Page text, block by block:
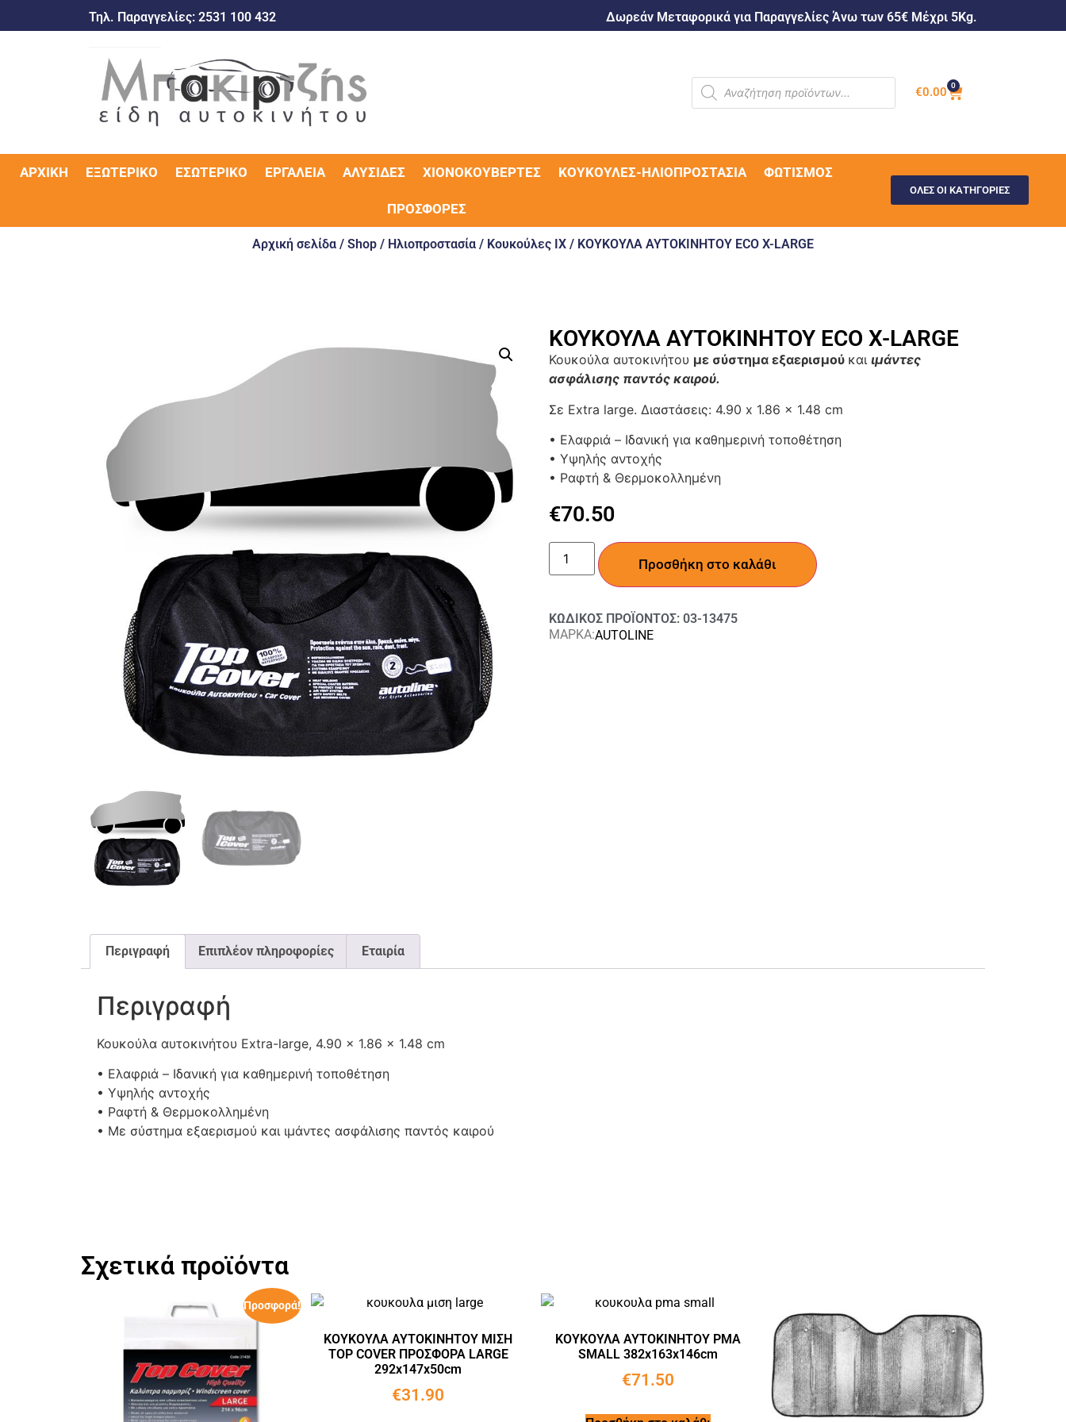
Τηλ. Παραγγελίες: 2531 100 432 Δωρεάν Μεταφορικά για Παραγγελίες Άνω των 65€ Μέχρι 5Kg.
€0.00 0
ΑΡΧΙΚΉ ΕΞΩΤΕΡΙΚΌ ΕΣΩΤΕΡΙΚΌ ΕΡΓΑΛΕΊΑ ΑΛΥΣΊΔΕΣ ΧΙΟΝΟΚΟΥΒΈΡΤΕΣ ΚΟΥΚΟΎΛΕΣ-ΗΛΙΟΠΡΟΣΤΑΣΊΑ ΦΩΤΙΣΜΌΣ
ΠΡΟΣΦΟΡΈΣ
ΟΛΕΣ ΟΙ ΚΑΤΗΓΟΡΙΕΣ
Αρχική σελίδα / Shop / Ηλιοπροστασία / Κουκούλες IX / ΚΟΥΚΟΥΛΑ ΑΥΤΟΚΙΝΗΤΟΥ ECO X-LARGE
ΚΟΥΚΟΥΛΑ ΑΥΤΟΚΙΝΗΤΟΥ ECO X-LARGE
Κουκούλα αυτοκινήτου με σύστημα εξαερισμού και ιμάντες
ασφάλισης παντός καιρού.
Σε Extra large. Διαστάσεις: 4.90 x 1.86 x 1.48 cm
• Ελαφριά – Ιδανική για καθημερινή τοποθέτηση
• Υψηλής αντοχής
• Ραφτή & Θερμοκολλημένη
€70.50
Προσθήκη στο καλάθι
ΚΩΔΙΚΟΣ ΠΡΟΪΟΝΤΟΣ: 03-13475
ΜΑΡΚΑ:AUTOLINE
Περιγραφή Επιπλέον πληροφορίες Εταιρία
Περιγραφή
Κουκούλα αυτοκινήτου Extra-large, 4.90 x 1.86 x 1.48 cm
• Ελαφριά – Ιδανική για καθημερινή τοποθέτηση
• Υψηλής αντοχής
• Ραφτή & Θερμοκολλημένη
• Με σύστημα εξαερισμού και ιμάντες ασφάλισης παντός καιρού
Σχετικά προϊόντα
Προσφορά!
ΚΟΥΚΟΥΛA ΑΥΤΟΚΙΝΗΤΟΥ ΜΙΣH
TOP COVER ΠΡΟΣΦΟΡΑ LARGE
292x147x50cm
€31.90
ΚΟΥΚΟΥΛΑ ΑΥΤΟΚΙΝΗΤΟΥ PMA
SMALL 382x163x146cm
€71.50